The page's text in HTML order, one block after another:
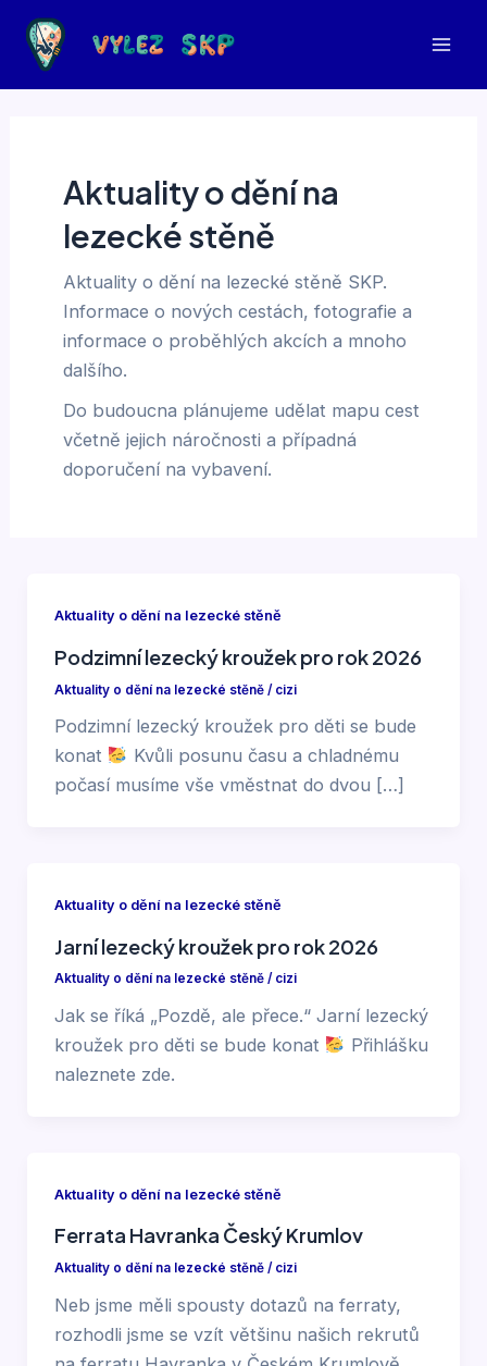
Přeskočit
obsah
Aktuality o dění na
lezecké stěně
Aktuality o dění na lezecké stěně SKP.
Informace o nových cestách, fotografie a
informace o proběhlých akcích a mnoho
dalšího.
Do budoucna plánujeme udělat mapu cest
včetně jejich náročnosti a případná
doporučení na vybavení.
Aktuality o dění na lezecké stěně
Podzimní lezecký kroužek pro rok 2026
Aktuality o dění na lezecké stěně/ cizi
Podzimní lezecký kroužek pro děti se bude
konat
Kvůli posunu času a chladnému
počasí musíme vše vměstnat do dvou […]
Aktuality o dění na lezecké stěně
Jarní lezecký kroužek pro rok 2026
Aktuality o dění na lezecké stěně/ cizi
Jak se říká „Pozdě, ale přece.“ Jarní lezecký
kroužek pro děti se bude konat
Přihlášku
naleznete zde.
Aktuality o dění na lezecké stěně
Ferrata Havranka Český Krumlov
Aktuality o dění na lezecké stěně/ cizi
Neb jsme měli spousty dotazů na ferraty,
rozhodli jsme se vzít většinu našich rekrutů